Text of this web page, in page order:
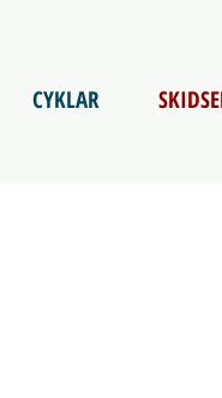
CYKLAR